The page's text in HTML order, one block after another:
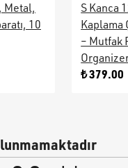
Metal,
10
S Kanca
Kaplama
– Mutfak
₺ 379.00